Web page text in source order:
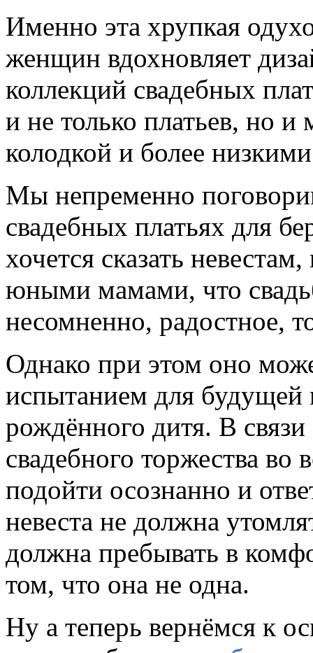
Именно эта хрупкая
женщин вдохновляет
коллекций свадебных
и не только платьев, но
колодкой и более
Мы непременно
свадебных платьях для
хочется сказать
юными мамами, что
несомненно, радостное,
Однако при этом оно
испытанием для
рождённого дитя. В
свадебного торжества во
подойти осознанно и
невеста не должна
должна пребывать в
том, что она не одна.
Ну а теперь вернёмся к